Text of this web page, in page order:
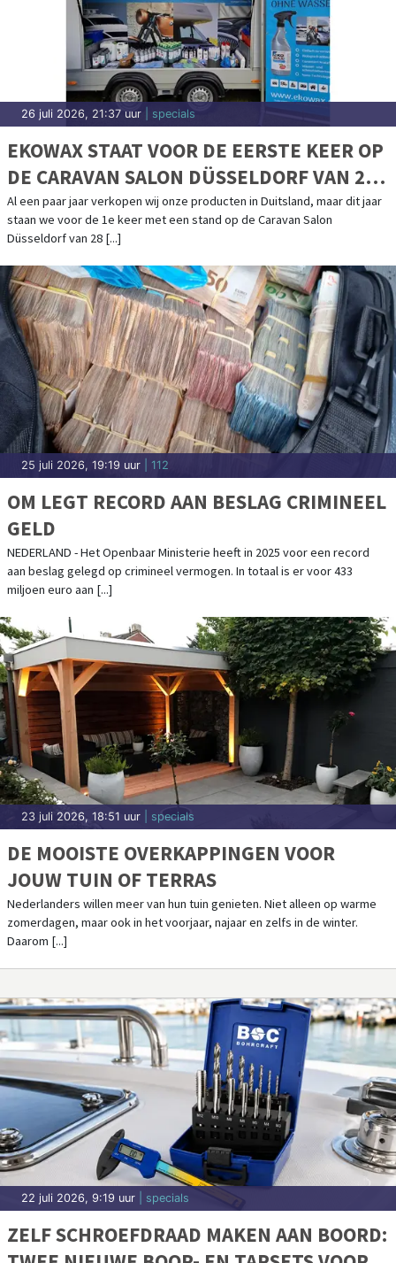
26 juli 2026, 21:37 uur | specials
EKOWAX STAAT VOOR DE EERSTE KEER OP
DE CARAVAN SALON DÜSSELDORF VAN 28
AUGUSTUS T/M 6 SEPTEMBER
Al een paar jaar verkopen wij onze producten in Duitsland, maar dit jaar
staan we voor de 1e keer met een stand op de Caravan Salon
Düsseldorf van 28 [...]
25 juli 2026, 19:19 uur | 112
OM LEGT RECORD AAN BESLAG CRIMINEEL
GELD
NEDERLAND - Het Openbaar Ministerie heeft in 2025 voor een record
aan beslag gelegd op crimineel vermogen. In totaal is er voor 433
miljoen euro aan [...]
23 juli 2026, 18:51 uur | specials
DE MOOISTE OVERKAPPINGEN VOOR
JOUW TUIN OF TERRAS
Nederlanders willen meer van hun tuin genieten. Niet alleen op warme
zomerdagen, maar ook in het voorjaar, najaar en zelfs in de winter.
Daarom [...]
22 juli 2026, 9:19 uur | specials
ZELF SCHROEFDRAAD MAKEN AAN BOORD: